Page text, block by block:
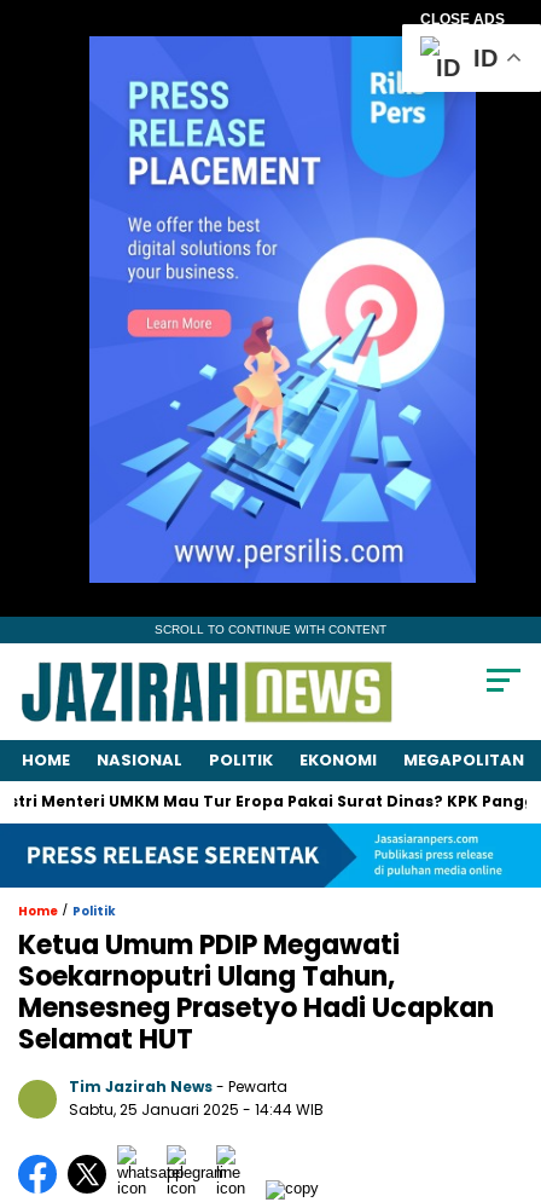
CLOSE ADS
SCROLL TO CONTINUE WITH CONTENT
HOME NASIONAL POLITIK EKONOMI MEGAPOLITAN
UMKM Mau Tur Eropa Pakai Surat Dinas? KPK Panggil
Home / Politik
Ketua Umum PDIP Megawati
Soekarnoputri Ulang Tahun,
Mensesneg Prasetyo Hadi Ucapkan
Selamat HUT
Tim Jazirah News- Pewarta
Sabtu, 25 Januari 2025 - 14:44 WIB
ID